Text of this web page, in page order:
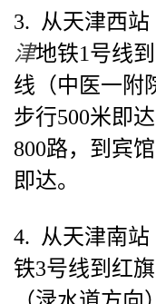
3. 从天津西站
津地铁1号线
线（中医一附
步行500米即
800路，到宾
即达。
4. 从天津南站
铁3号线到红